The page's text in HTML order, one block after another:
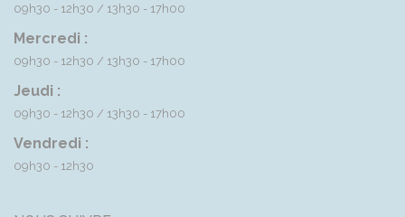
09h30 - 12h30 13h30 - 17h00
Mercredi :
09h30 - 12h30 13h30 - 17h00
Jeudi :
09h30 - 12h30 13h30 - 17h00
Vendredi :
09h30 - 12h30